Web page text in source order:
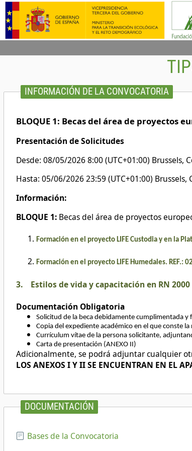
INFORMACIÓN DE LA CONVOCATORIA
BLOQUE 1: Becas del área de proyectos
Presentación de Solicitudes
Desde: 08/05/2026 8:00 (UTC+01:00) Brussels,
Hasta: 05/06/2026 23:59 (UTC+01:00)
Información:
BLOQUE 1: Becas del área de proyectos
Formación en el proyecto LIFE Custodia y en la
Formación en el proyecto LIFE Humedales. REF.:
3. Estilos de vida y capacitación en RN 2000
Documentación Obligatoria
Solicitud de la beca debidamente cumplimentada
Copia del expediente académico en el que conste
Currículum vítae de la persona solicitante,
Carta de presentación (ANEXO II)
Adicionalmente, se podrá adjuntar cualquier
LOS ANEXOS I Y II SE ENCUENTRAN EN EL
DOCUMENTACIÓN
Bases de la Convocatoria